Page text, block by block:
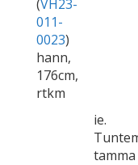
(VH23-
011-
0023)
hann,
176cm,
rtkm
ie.
tamma